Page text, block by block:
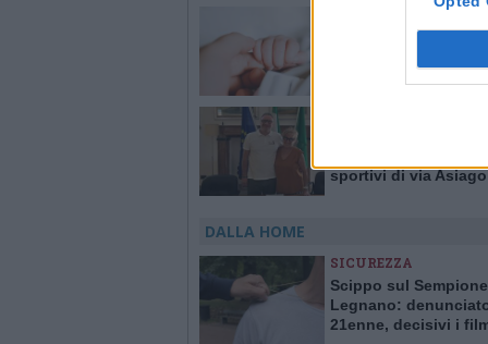
ALTO MILANESE
A luglio 130 nuovi
sportivi di via Asiago
DALLA HOME
SICUREZZA
Scippo sul
Legnano:
21enne, decisivi i